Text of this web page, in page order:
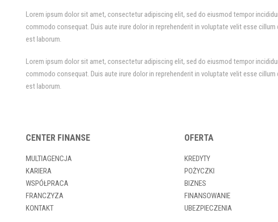
Lorem ipsum dolor sit amet, consectetur adipiscing elit, sed do eiusmod tempor
commodo consequat. Duis aute irure dolor in reprehenderit in voluptate velit esse
est laborum.
Lorem ipsum dolor sit amet, consectetur adipiscing elit, sed do eiusmod tempor
commodo consequat. Duis aute irure dolor in reprehenderit in voluptate velit esse
est laborum.
CENTER FINANSE
MULTIAGENCJA
KARIERA
WSPÓŁPRACA
FRANCZYZA
KONTAKT
OFERTA
KREDYTY
POŻYCZKI
BIZNES
FINANSOWANIE
UBEZPIECZENIA